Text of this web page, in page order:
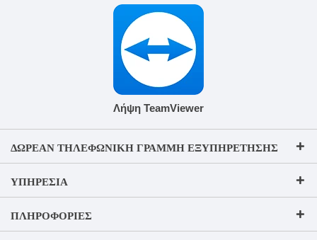
Λήψη TeamViewer
ΔΩΡΕΆΝ ΤΗΛΕΦΩΝΙΚΉ ΓΡΑΜΜΉ ΕΞΥΠΗΡΈΤΗΣΗΣ
ΥΠΗΡΕΣΊΑ
ΠΛΗΡΟΦΟΡΊΕΣ